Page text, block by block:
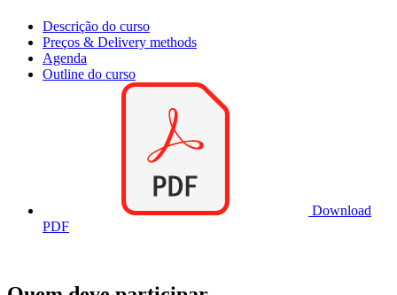
Descrição do curso
Preços & Delivery methods
Agenda
Outline do curso
Download
PDF